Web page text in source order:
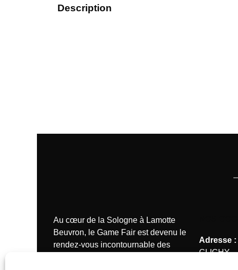
Description
Au cœur de la Sologne à Lamotte
Beuvron, le Game Fair est devenu le
rendez-vous incontournable des
Adresse :
CLICHY